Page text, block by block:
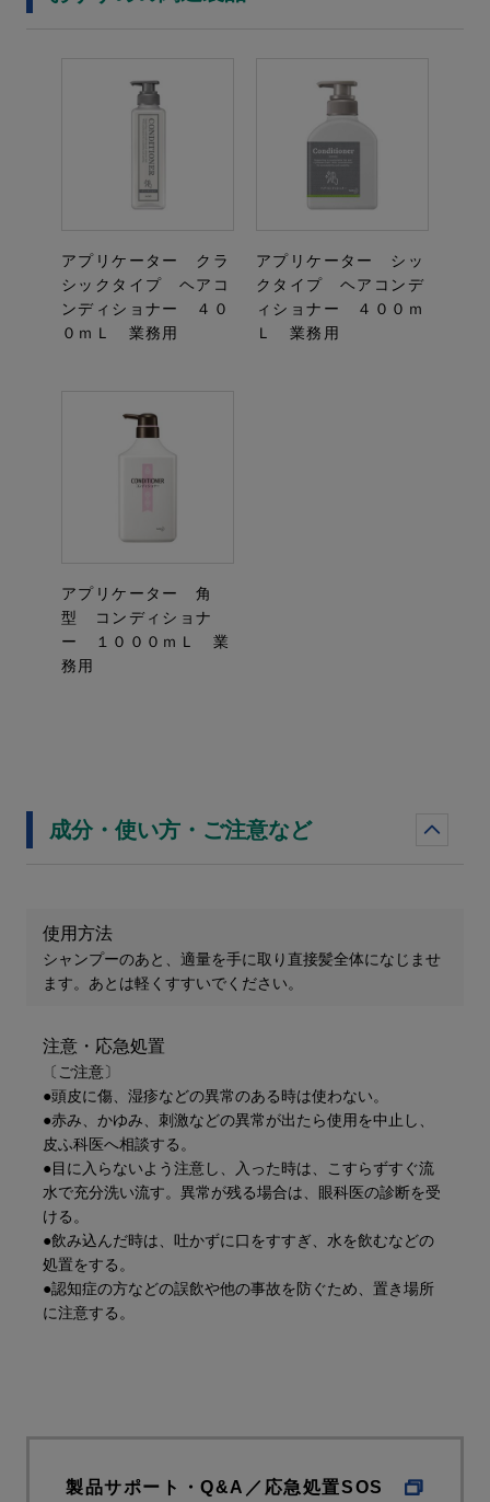
アプリケーター クラ
シックタイプ ヘアコ
ンディショナー ４０
０ｍＬ 業務用
アプリケーター シッ
クタイプ ヘアコンデ
ィショナー ４００ｍ
Ｌ 業務用
アプリケーター 角
型 コンディショナ
ー １０００ｍＬ 業
務用
成分・使い方・ご注意など
使用方法
シャンプーのあと、適量を手に取り直接髪全体になじませ
ます。あとは軽くすすいでください。
注意・応急処置
〔ご注意〕
●頭皮に傷、湿疹などの異常のある時は使わない。
●赤み、かゆみ、刺激などの異常が出たら使用を中止し、
皮ふ科医へ相談する。
●目に入らないよう注意し、入った時は、こすらずすぐ流
水で充分洗い流す。異常が残る場合は、眼科医の診断を受
ける。
●飲み込んだ時は、吐かずに口をすすぎ、水を飲むなどの
処置をする。
●認知症の方などの誤飲や他の事故を防ぐため、置き場所
に注意する。
製品サポート・Q&A／応急処置SOS